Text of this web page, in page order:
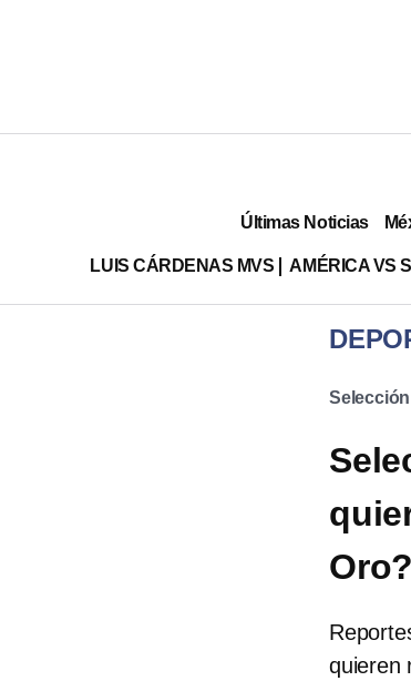
Últimas Noticias
LUIS CÁRDENAS MVS AMÉRICA VS
Oro?
quieren